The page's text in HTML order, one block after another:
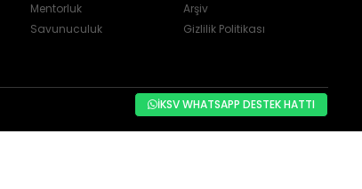
Mentorluk
Savunuculuk
Arşiv
Gizlilik Politikası
İKSV WHATSAPP DESTEK HATTI